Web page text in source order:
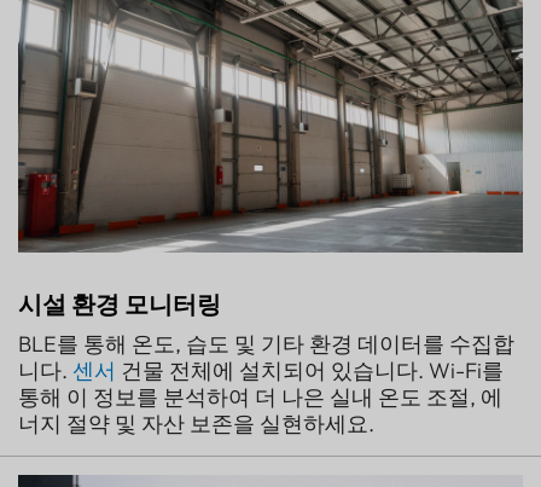
시설 환경 모니터링
BLE를 통해 온도, 습도 및 기타 환경 데이터를 수집합
니다. 센서 건물 전체에 설치되어 있습니다. Wi-Fi를
통해 이 정보를 분석하여 더 나은 실내 온도 조절, 에
너지 절약 및 자산 보존을 실현하세요.